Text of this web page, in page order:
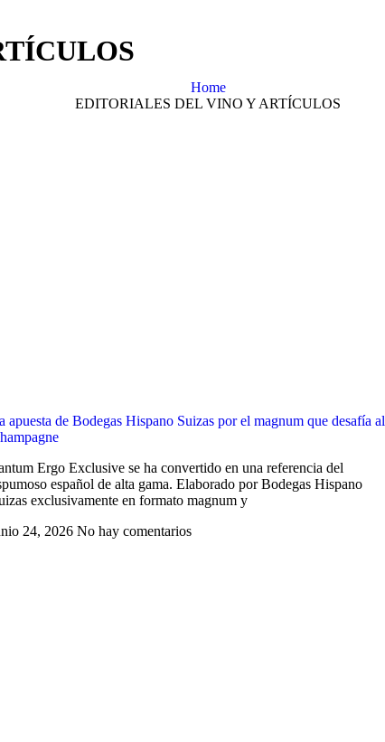
Home
EDITORIALES DEL VINO Y ARTÍCULOS
apuesta de Bodegas Hispano Suizas por el magnum que desafía al
Ergo Exclusive se ha convertido en una referencia del
español de alta gama. Elaborado por Bodegas Hispano
exclusivamente en formato magnum y
24, 2026 No hay comentarios